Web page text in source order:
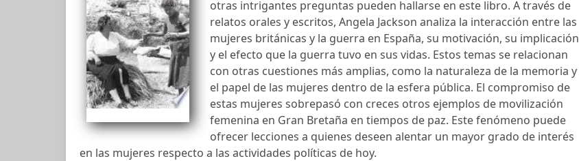
otras intrigantes preguntas pueden hallarse en este libro. A través de
relatos orales y escritos, Angela Jackson analiza la interacción entre las
mujeres británicas y la guerra en España, su motivación, su implicación
y el efecto que la guerra tuvo en sus vidas. Estos temas se relacionan
con otras cuestiones más amplias, como la naturaleza de la memoria y
el papel de las mujeres dentro de la esfera pública. El compromiso de
estas mujeres sobrepasó con creces otros ejemplos de movilización
femenina en Gran Bretaña en tiempos de paz. Este fenómeno puede
ofrecer lecciones a quienes deseen alentar un mayor grado de interés
en las mujeres respecto a las actividades políticas de hoy.